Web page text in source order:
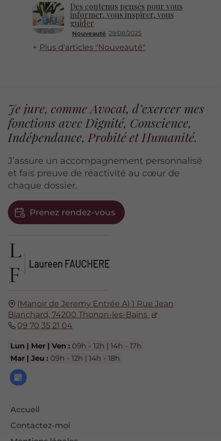
Nouveauté 29/08/2025
Des contenus pensés pour vous
informer, vous inspirer, vous
guider
Plus d'articles "Nouveauté"
(Manoir de Jeremy Entrée A) 1 Rue Jean
Blanchard, 74200 Thonon-les-Bains
09 70 35 21 04
Lun | Mer | Ven :09h - 12h | 14h - 17h
Mar | Jeu :09h - 12h | 14h - 18h
Accueil
Contactez-moi
Je jure, comme Avocat, d’exercer mes
fonctions avec Dignité, Conscience,
Indépendance, Probité et Humanité.
J’assure un accompagnement personnalisé
et fais preuve de réactivité au cœur de
chaque dossier.
Prenez rendez-vous